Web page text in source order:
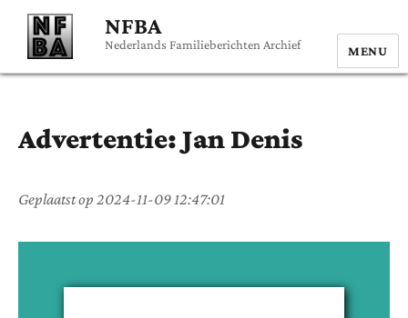
NFBA
Nederlands Familieberichten Archief MENU
Advertentie: Jan Denis
Geplaatst op 2024-11-09 12:47:01